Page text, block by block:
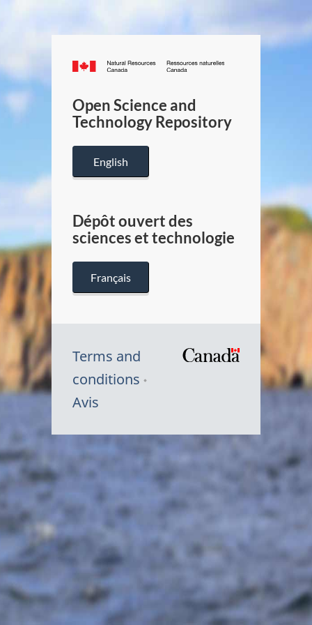
Canada.ca
/
Canada
Open Science and
Technology Repository
English
Dépôt ouvert des
sciences et technologie
Français
Terms and
conditions
Avis
Symbole
Canada